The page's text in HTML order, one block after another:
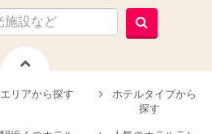
エリアから探す
ホテルタイプから
探す